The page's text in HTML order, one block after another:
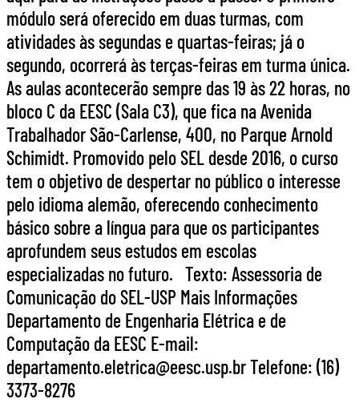
módulo será oferecido em duas turmas, com
atividades às segundas e quartas-feiras; já o
segundo, ocorrerá às terças-feiras em turma única.
As aulas acontecerão sempre das 19 às 22 horas, no
bloco C da EESC (Sala C3), que fica na Avenida
Trabalhador São-Carlense, 400, no Parque Arnold
Schimidt. Promovido pelo SEL desde 2016, o curso
tem o objetivo de despertar no público o interesse
pelo idioma alemão, oferecendo conhecimento
básico sobre a língua para que os participantes
aprofundem seus estudos em escolas
especializadas no futuro. Texto: Assessoria de
Comunicação do SEL-USP Mais Informações
Departamento de Engenharia Elétrica e de
Computação da EESC E-mail:
departamento.eletrica@eesc.usp.br Telefone: (16)
3373-8276